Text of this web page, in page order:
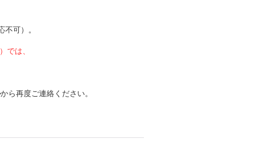
可）。
では、
から再度ご連絡ください。